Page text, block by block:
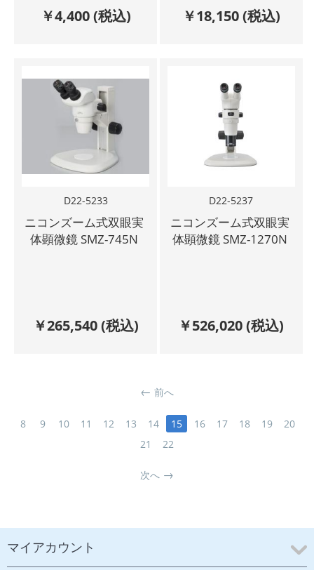
￥4,400(税込) ￥18,150(税込)
D22-5233
ニコンズーム式双眼実
体顕微鏡 SMZ-745N
￥265,540(税込)
D22-5237
ニコンズーム式双眼実
体顕微鏡 SMZ-1270N
￥526,020(税込)
前へ
8 9 10 11 12 13 14 15 16 17 18 19
20
21
22
次へ
マイアカウント